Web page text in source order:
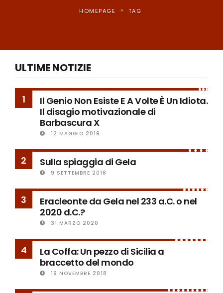
HOMEPAGE » TAG
ULTIME NOTIZIE
1
Il Genio Non Esiste E A Volte È Un Idiota.
Il disagio motivazionale di
Barbascura X
12 MAGGIO 2019
2 Sulla spiaggia di Gela
9 SETTEMBRE 2018
3
Eracleonte da Gela nel 233 a.C. o nel
2020 d.C.?
31 MARZO 2020
4
La Coffa: Un pezzo di Sicilia a
braccetto del mondo
19 NOVEMBRE 2018